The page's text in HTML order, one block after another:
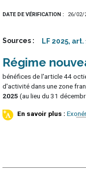
DATE DE VÉRIFICATION 26/02/
Sources LF 2025, art.
Régime
bénéfices de l'article 44
d'activité dans une zone
2025 (au lieu du 31